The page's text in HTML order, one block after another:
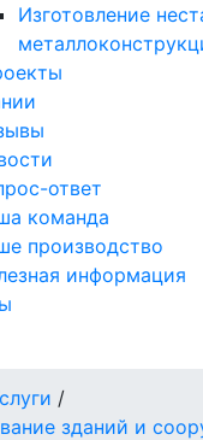
Изготовление
ответ
команда
производство
информация
/
зданий и